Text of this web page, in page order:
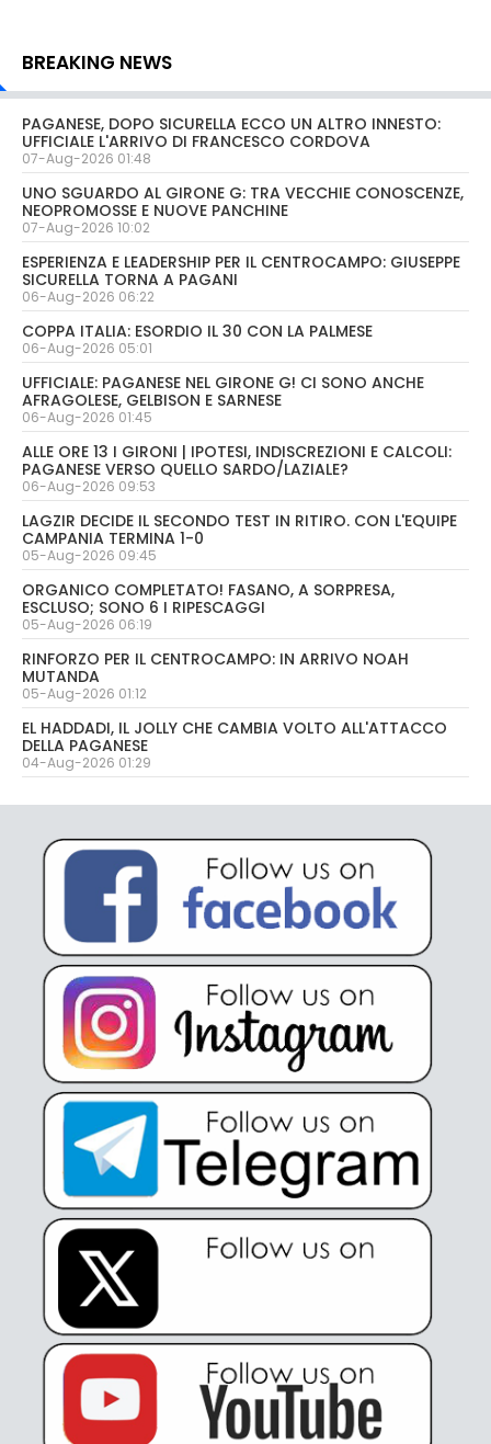
BREAKING NEWS
PAGANESE, DOPO SICURELLA ECCO UN ALTRO INNESTO:
UFFICIALE L'ARRIVO DI FRANCESCO CORDOVA
07-Aug-2026 01:48
UNO SGUARDO AL GIRONE G: TRA VECCHIE CONOSCENZE,
NEOPROMOSSE E NUOVE PANCHINE
07-Aug-2026 10:02
ESPERIENZA E LEADERSHIP PER IL CENTROCAMPO: GIUSEPPE
SICURELLA TORNA A PAGANI
06-Aug-2026 06:22
COPPA ITALIA: ESORDIO IL 30 CON LA PALMESE
06-Aug-2026 05:01
UFFICIALE: PAGANESE NEL GIRONE G! CI SONO ANCHE
AFRAGOLESE, GELBISON E SARNESE
06-Aug-2026 01:45
ALLE ORE 13 I GIRONI | IPOTESI, INDISCREZIONI E CALCOLI:
PAGANESE VERSO QUELLO SARDO/LAZIALE?
06-Aug-2026 09:53
LAGZIR DECIDE IL SECONDO TEST IN RITIRO. CON L'EQUIPE
CAMPANIA TERMINA 1-0
05-Aug-2026 09:45
ORGANICO COMPLETATO! FASANO, A SORPRESA,
ESCLUSO; SONO 6 I RIPESCAGGI
05-Aug-2026 06:19
RINFORZO PER IL CENTROCAMPO: IN ARRIVO NOAH
MUTANDA
05-Aug-2026 01:12
EL HADDADI, IL JOLLY CHE CAMBIA VOLTO ALL'ATTACCO
DELLA PAGANESE
04-Aug-2026 01:29